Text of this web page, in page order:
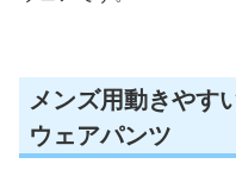
メンズ用動きやす
ウェアパンツ